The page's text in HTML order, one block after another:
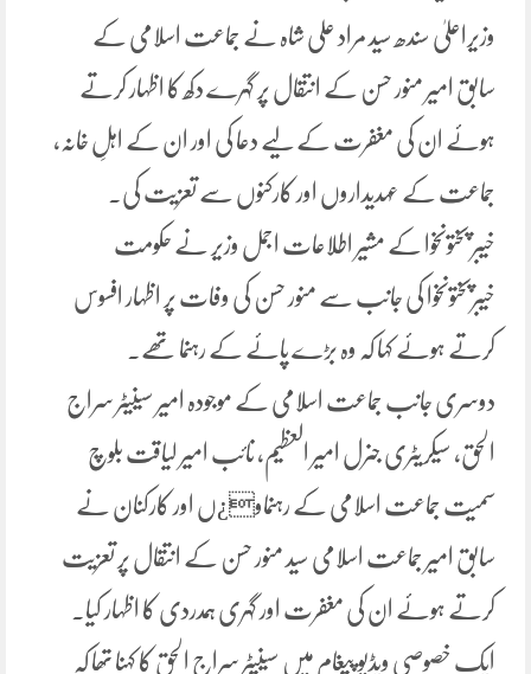
وزیراعلیٰ سندھ سید مراد علی شاہ نے جماعت اسلامی کے
سابق امیر منور حسن کے انتقال پر گہرے دکھ کا اظہار کرتے
ہوئے ان کی مغفرت کے لیے دعا کی اور ان کے اہلِ خانہ،
جماعت کے عہدیداروں اور کارکنوں سے تعزیت کی۔
خیبر پختونخوا کے مشیر اطلاعات اجمل وزیر نے حکومت
خیبرپختونخوا کی جانب سے منور حسن کی وفات پر اظہار افسوس
کرتے ہوئے کہا کہ وہ بڑے پائے کے رہنما تھے۔
دوسری جانب جماعت اسلامی کے موجودہ امیر سینیٹر سراج
الحق، سیکریٹری جنرل امیر العظیم، نائب امیر لیاقت بلوچ
سمیت جماعت اسلامی کے رہنماو¿ں اور کارکنان نے
سابق امیر جماعت اسلامی سید منور حسن کے انتقال پر تعزیت
کرتے ہوئے ان کی مغفرت اور گہری ہمدردی کا اظہار کیا۔
ایک خصوصی ویڈیو پیغام میں سینیٹر سراج الحق کا کہنا تھا کہ